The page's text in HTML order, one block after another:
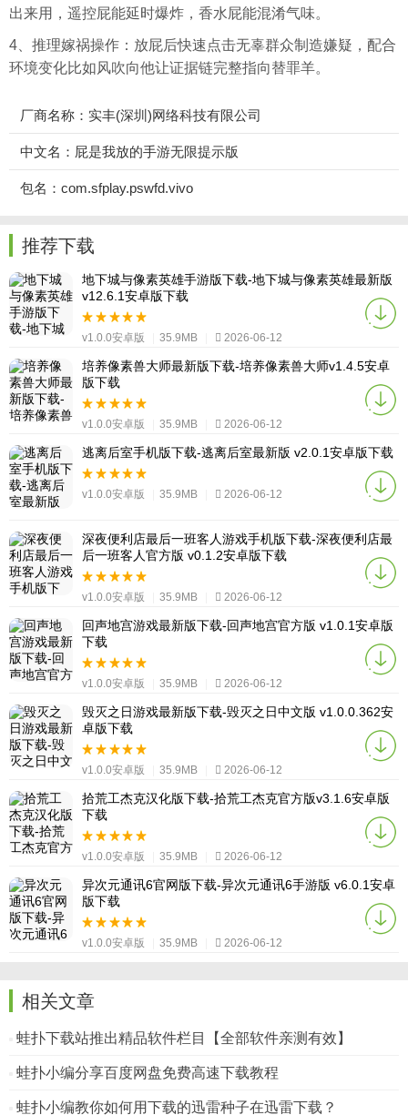
出来用，遥控屁能延时爆炸，香水屁能混淆气味。
4、推理嫁祸操作：放屁后快速点击无辜群众制造嫌疑，配合
环境变化比如风吹向他让证据链完整指向替罪羊。
厂商名称：实丰(深圳)网络科技有限公司
中文名：屁是我放的手游无限提示版
包名：com.sfplay.pswfd.vivo
推荐下载
地下城与像素英雄手游版下载-地下城与像素英雄最新版
v12.6.1安卓版下载
v1.0.0安卓版 35.9MB 2026-06-12
培养像素兽大师最新版下载-培养像素兽大师v1.4.5安卓
版下载
v1.0.0安卓版 35.9MB 2026-06-12
逃离后室手机版下载-逃离后室最新版 v2.0.1安卓版下载
v1.0.0安卓版 35.9MB 2026-06-12
深夜便利店最后一班客人游戏手机版下载-深夜便利店最
后一班客人官方版 v0.1.2安卓版下载
v1.0.0安卓版 35.9MB 2026-06-12
回声地宫游戏最新版下载-回声地宫官方版 v1.0.1安卓版
下载
v1.0.0安卓版 35.9MB 2026-06-12
毁灭之日游戏最新版下载-毁灭之日中文版 v1.0.0.362安
卓版下载
v1.0.0安卓版 35.9MB 2026-06-12
拾荒工杰克汉化版下载-拾荒工杰克官方版v3.1.6安卓版
下载
v1.0.0安卓版 35.9MB 2026-06-12
异次元通讯6官网版下载-异次元通讯6手游版 v6.0.1安卓
版下载
v1.0.0安卓版 35.9MB 2026-06-12
相关文章
蛙扑下载站推出精品软件栏目【全部软件亲测有效】
蛙扑小编分享百度网盘免费高速下载教程
蛙扑小编教你如何用下载的迅雷种子在迅雷下载？